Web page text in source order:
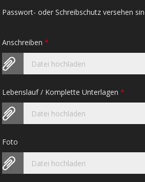
Passwort- oder Schreibschutz versehen
Anschreiben*
Datei hochladen
Lebenslauf / Komplette Unterlagen*
Datei hochladen
Foto
Datei hochladen